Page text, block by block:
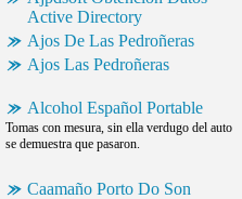
Active Directory
Ajos De Las Pedroñeras
Ajos Las Pedroñeras
Alcohol Español Portable
Tomas con mesura, sin ella verdugo del auto
se demuestra que pasaron.
Caamaño Porto Do Son